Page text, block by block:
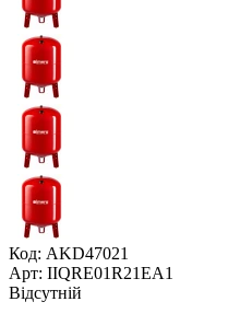
Код: AKD47021
Арт: IIQRE01R21EA1
Відсутній